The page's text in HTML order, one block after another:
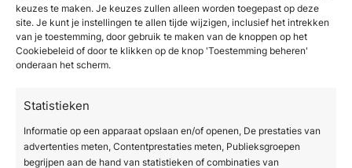
keuzes te maken. Je keuzes zullen alleen worden toegepast op deze
site. Je kunt je instellingen te allen tijde wijzigen, inclusief het intrekken
van je toestemming, door gebruik te maken van de knoppen op het
Cookiebeleid of door te klikken op de knop 'Toestemming beheren'
onderaan het scherm.
Statistieken
Informatie op een apparaat opslaan en/of openen, De prestaties van
advertenties meten, Contentprestaties meten, Publieksgroepen
begrijpen aan de hand van statistieken of combinaties van
Wij begrijpen dat de keuze voor het juiste
lichttherapieapparaat bepalend is voor het
resultaat dat jij en jouw cliënten bereiken. Bij
SkinTec Benelux helpen we je niet alleen bij
ook bij het opzetten van effectieve
behandelprotocollen die aansluiten op jouw
kliniek en doelgroep.